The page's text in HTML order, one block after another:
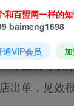
。你可以
作室就可以
出单，见效
和百盟网一样的
baimeng1698
通VIP会员